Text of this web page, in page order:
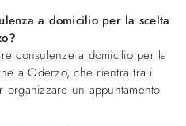
a domicilio per la scelta
consulenze a domicilio per la
a Oderzo, che rientra tra i
organizzare un appuntamento